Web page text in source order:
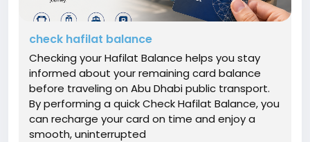
check hafilat balance
Checking your Hafilat Balance helps you stay
informed about your remaining card balance
before traveling on Abu Dhabi public transport.
By performing a quick Check Hafilat Balance, you
can recharge your card on time and enjoy a
smooth, uninterrupted